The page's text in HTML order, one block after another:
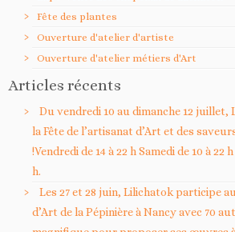
Fête des plantes
Ouverture d'atelier d'artiste
Ouverture d'atelier métiers d'Art
Articles récents
Du vendredi 10 au dimanche 12
la Fête de l’artisanat d’Art et des
!Vendredi de 14 à 22 h Samedi de 10 à 22
h.
Les 27 et 28 juin, Lilichatok participe
d’Art de la Pépinière à Nancy avec 70